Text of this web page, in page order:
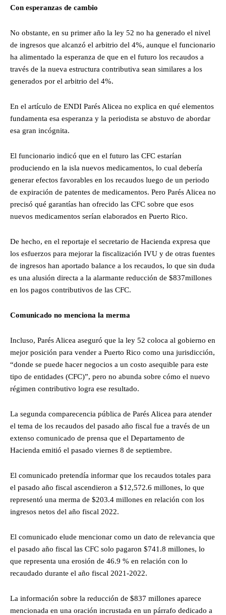
Con esperanzas de cambio
No obstante, en su primer año la ley 52 no ha generado el nivel
de ingresos que alcanzó el arbitrio del 4%, aunque el funcionario
ha alimentado la esperanza de que en el futuro los recaudos a
través de la nueva estructura contributiva sean similares a los
generados por el arbitrio del 4%.
En el artículo de ENDI Parés Alicea no explica en qué elementos
fundamenta esa esperanza y la periodista se abstuvo de abordar
esa gran incógnita.
El funcionario indicó que en el futuro las CFC estarían
produciendo en la isla nuevos medicamentos, lo cual debería
generar efectos favorables en los recaudos luego de un periodo
de expiración de patentes de medicamentos. Pero Parés Alicea no
precisó qué garantías han ofrecido las CFC sobre que esos
nuevos medicamentos serían elaborados en Puerto Rico.
De hecho, en el reportaje el secretario de Hacienda expresa que
los esfuerzos para mejorar la fiscalización IVU y de otras fuentes
de ingresos han aportado balance a los recaudos, lo que sin duda
es una alusión directa a la alarmante reducción de $837millones
en los pagos contributivos de las CFC.
Comunicado no menciona la merma
Incluso, Parés Alicea aseguró que la ley 52 coloca al gobierno en
mejor posición para vender a Puerto Rico como una jurisdicción,
“donde se puede hacer negocios a un costo asequible para este
tipo de entidades (CFC)”, pero no abunda sobre cómo el nuevo
régimen contributivo logra ese resultado.
La segunda comparecencia pública de Parés Alicea para atender
el tema de los recaudos del pasado año fiscal fue a través de un
extenso comunicado de prensa que el Departamento de
Hacienda emitió el pasado viernes 8 de septiembre.
El comunicado pretendía informar que los recaudos totales para
el pasado año fiscal ascendieron a $12,572.6 millones, lo que
representó una merma de $203.4 millones en relación con los
ingresos netos del año fiscal 2022.
El comunicado elude mencionar como un dato de relevancia que
el pasado año fiscal las CFC solo pagaron $741.8 millones, lo
que representa una erosión de 46.9 % en relación con lo
recaudado durante el año fiscal 2021-2022.
La información sobre la reducción de $837 millones aparece
mencionada en una oración incrustada en un párrafo dedicado a